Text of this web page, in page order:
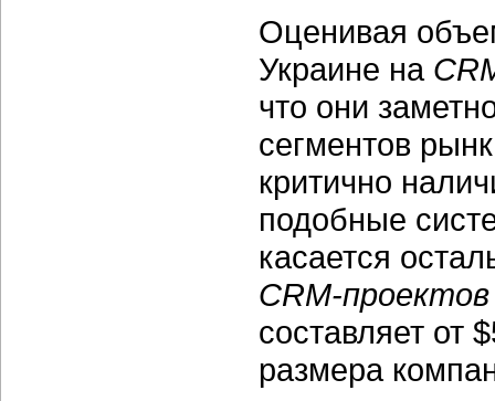
Оценивая
Украине на
что они
сегментов
критично
подобные
касается
CRM-
составляет от
размера